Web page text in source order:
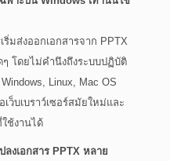
มส่งออกเอกสารจาก PPTX
โดยไม่คำนึงถึงระบบปฏิบัติ
Linux, Mac OS
ว็บเบราว์เซอร์สมัยใหม่และ
ช้งานได้
งเอกสาร PPTX หลาย